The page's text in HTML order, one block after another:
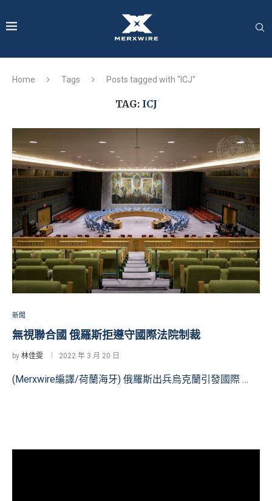
Home Tags Posts tagged with "ICJ"
TAG: ICJ
新聞
無視聯合國 俄羅斯拒遵守國際法院制裁
by 林佳雯 2022 年 3 月 20 日
(Merxwire編譯/荷蘭海牙) 俄羅斯出兵烏克蘭引發國際 …